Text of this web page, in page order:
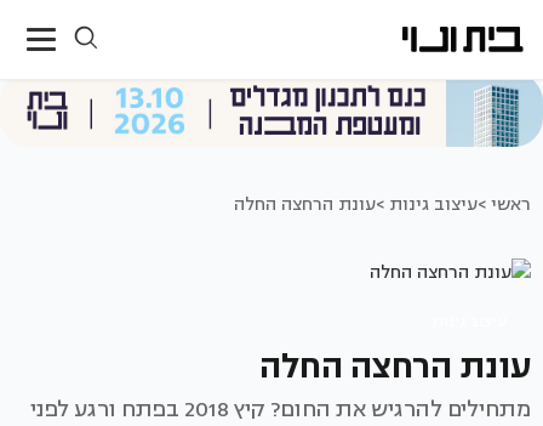
ראשי >עיצוב גינות >עונת הרחצה החלה
עונת הרחצה החלה
מתחילים להרגיש את החום? קיץ 2018 בפתח ורגע לפני